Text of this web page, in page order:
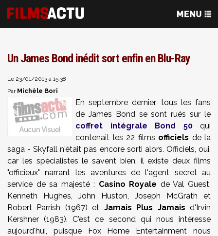
Un James Bond inédit sort enfin en Blu-Ray
Le 23/01/2013 à 15:38
Par Michèle Bori
En septembre dernier, tous les fans
de James Bond se sont rués sur le
coffret intégrale Bond 50qui
contenait les 22 films officiels de la
saga - Skyfall n'était pas encore sorti alors. Officiels, oui,
car les spécialistes le savent bien, il existe deux films
"officieux" narrant les aventures de l'agent secret au
service de sa majesté : Casino Royale de Val Guest,
Kenneth Hughes, John Huston, Joseph McGrath et
Robert Parrish (1967) et Jamais Plus Jamais d'Irvin
Kershner (1983). C'est ce second qui nous intéresse
aujourd'hui, puisque Fox Home Entertainment nous